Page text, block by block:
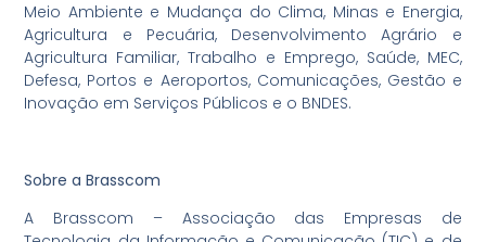
Meio Ambiente e Mudança do Clima, Minas e Energia,
Agricultura e Pecuária, Desenvolvimento Agrário e
Agricultura Familiar, Trabalho e Emprego, Saúde, MEC,
Defesa, Portos e Aeroportos, Comunicações, Gestão e
Inovação em Serviços Públicos e o BNDES.
Sobre a Brasscom
A Brasscom – Associação das Empresas de